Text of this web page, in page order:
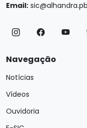
Email:
Navegação
Notícias
Vídeos
Ouvidoria